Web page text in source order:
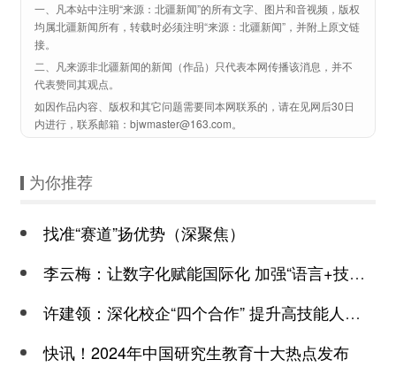
一、凡本站中注明“来源：北疆新闻”的所有文字、图片和音视频，版权
均属北疆新闻所有，转载时必须注明“来源：北疆新闻”，并附上原文链
接。
二、凡来源非北疆新闻的新闻（作品）只代表本网传播该消息，并不
代表赞同其观点。
如因作品内容、版权和其它问题需要同本网联系的，请在见网后30日
内进行，联系邮箱：bjwmaster@163.com。
为你推荐
找准“赛道”扬优势（深聚焦）
李云梅：让数字化赋能国际化 加强“语言+技能”复合型师资培养
许建领：深化校企“四个合作” 提升高技能人才培养质量
快讯！2024年中国研究生教育十大热点发布